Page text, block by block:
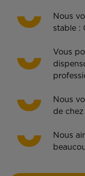
Nous
stable :
Vous
Nous
de chez
Nous